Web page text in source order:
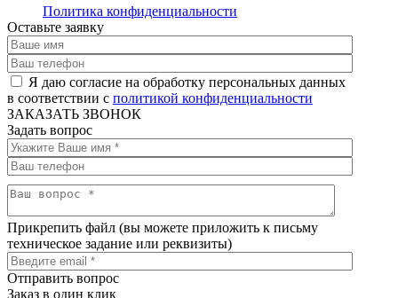
Политика конфиденциальности
Оставьте заявку
Я даю согласие на обработку персональных данных
в соответствии с политикой конфиденциальности
ЗАКАЗАТЬ ЗВОНОК
Задать вопрос
Прикрепить файл (вы можете приложить к письму
техническое задание или реквизиты)
Отправить вопрос
Заказ в один клик